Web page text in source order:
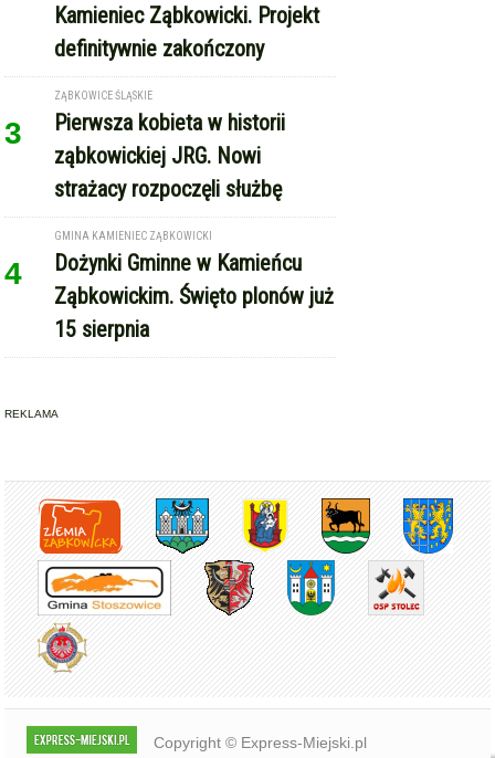
Kamieniec Ząbkowicki. Projekt
definitywnie zakończony
3
ZĄBKOWICE ŚLĄSKIE
Pierwsza kobieta w historii
ząbkowickiej JRG. Nowi
strażacy rozpoczęli służbę
4
GMINA KAMIENIEC ZĄBKOWICKI
Dożynki Gminne w Kamieńcu
Ząbkowickim. Święto plonów już
15 sierpnia
REKLAMA
Copyright © Express-Miejski.pl